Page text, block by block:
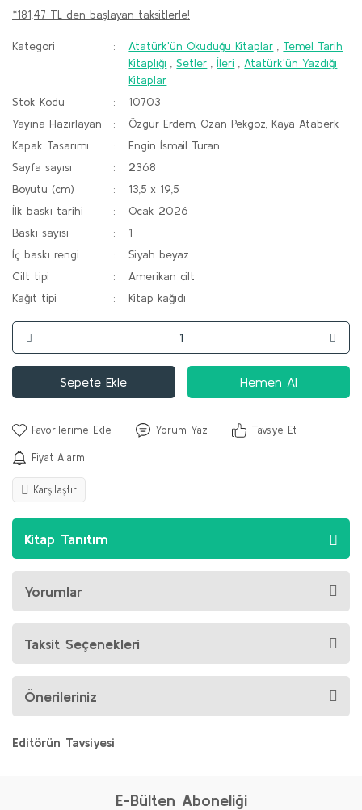
*181,47 TL den başlayan taksitlerle!
Kategori Atatürk'ün Okuduğu Kitaplar
Temel Tarih
Kitaplığı
,Setler ,İleri
Atatürk'ün Yazdığı
Kitaplar
Stok Kodu
10703
Yayına Hazırlayan
Özgür Erdem, Ozan Pekgöz, Kaya Ataberk
Kapak Tasarımı
Engin İsmail Turan
Sayfa sayısı
2368
Boyutu (cm)
13,5 x 19,5
İlk baskı tarihi
Ocak 2026
Baskı sayısı
1
İç baskı rengi
Siyah beyaz
Cilt tipi
Amerikan cilt
Kağıt tipi
Kitap kağıdı
Sepete Ekle Hemen Al
Yorum Yaz Tavsiye Et
Fiyat Alarmı
Karşılaştır
Kitap Tanıtım
Yorumlar
Taksit Seçenekleri
Önerileriniz
Editörün Tavsiyesi
E-Bülten Aboneliği